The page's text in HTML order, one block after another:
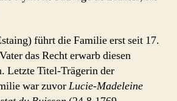
führt die Familie erst seit 17.
das Recht erwarb diesen
Letzte Titel-Trägerin der
war zuvorLucie-Madeleine